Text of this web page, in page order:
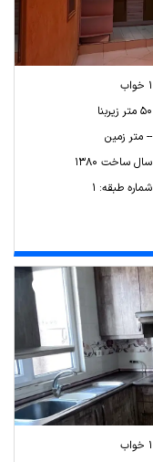
1 خواب
50 متر زیربنا
-- متر زمین
سال ساخت 1380
شماره طبقه: 1
1 خواب